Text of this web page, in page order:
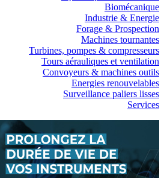
Biomécanique
Industrie & Energie
Forage & Prospection
Machines tournantes
Turbines, pompes & compresseurs
Tours aérauliques et ventilation
Convoyeurs & machines outils
Energies renouvelables
Surveillance paliers lisses
Services